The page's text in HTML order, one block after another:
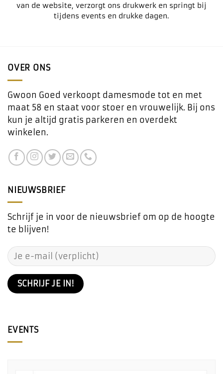
van de website, verzorgt ons drukwerk en springt bij
tijdens events en drukke dagen.
OVER ONS
Gwoon Goed verkoopt damesmode tot en met
maat 58 en staat voor stoer en vrouwelijk. Bij ons
kun je altijd gratis parkeren en overdekt
winkelen.
NIEUWSBRIEF
Schrijf je in voor de nieuwsbrief om op de hoogte
te blijven!
EVENTS